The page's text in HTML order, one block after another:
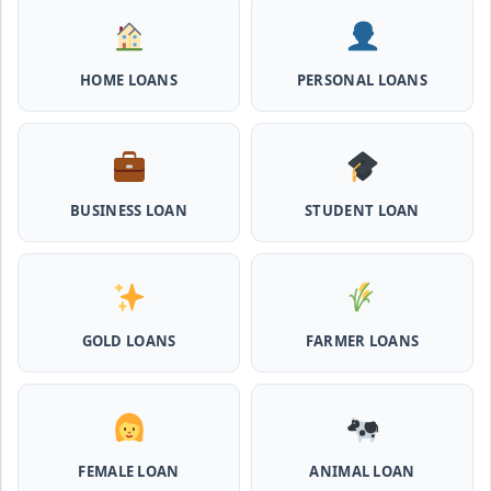
SBI e-Mudra Loan Scheme: इस स्कीम से बेरोजगार युवाओं और छोटे
बिज़नेस को मिलता है आसान लोन, 5 साल में करना होता है भुगतान
Haryana Milk Production Incentive Scheme Loan: इस
स्कीम से पशु डेयरी खोलने के लिए मिलता है 5 लाख का लोन, 5 साल नहीं लगता
मिलता है 50 हजार से 5 लाख तक का लोन, लगता है कम ब्याज और 50%
सब्सिडी
Cattle and Murrah Development Yojana: दुधारू पशु के लिए
प्रोत्साहन राशि योजना शुरू, अब भैस खरीदने के लिए मिलेंगे 40000
Udyogini Loan Yojana Apply Online: महिलाओं को बिना गारंटी
और बिना ब्याज के मिलेगा ₹3 लाख तक का लोन, 50% राशि वापिस करनी होती है
Pashu Shed Loan Scheme: पशु शेड बनवाने के लिए ऐसे ले सकते है 5
लाख तक का सरकारी लोन, मिलेगी 50% सब्सिड़ी
HOME LOANS PERSONAL LOANS
BUSINESS LOAN STUDENT LOAN
GOLD LOANS FARMER LOANS
FEMALE LOAN ANIMAL LOAN